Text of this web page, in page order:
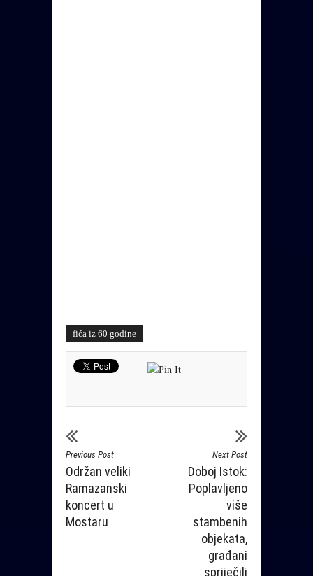
fića iz 60 godine
Previous Post
Održan veliki
Ramazanski
koncert u
Mostaru
Next Post
Doboj Istok:
Poplavljeno
više
stambenih
objekata,
građani
spriječili